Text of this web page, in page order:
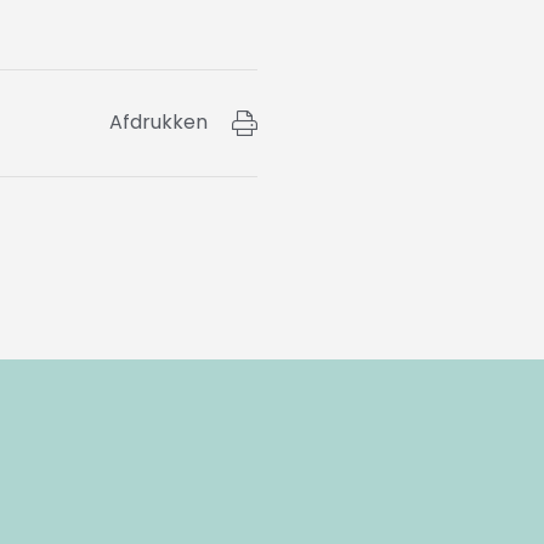
Afdrukken